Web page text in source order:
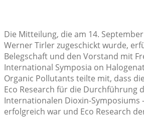
Die Mitteilung, die am 14.
Werner Tirler zugeschickt wurde,
Belegschaft und den Vorstand mit
International Symposia on
Organic Pollutants teilte mit, dass
Eco Research für die Durchführung
Internationalen Dioxin-Symposiums
erfolgreich war und Eco Research